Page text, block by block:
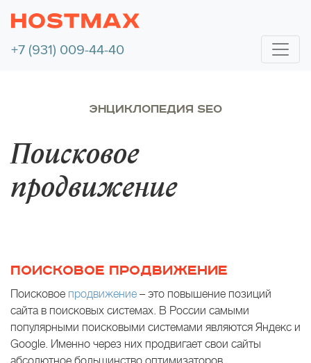
+7 (931) 009-44-40
ЭНЦИКЛОПЕДИЯ SEO
Поисковое
продвижение
ПОИСКОВОЕ ПРОДВИЖЕНИЕ
Поисковое продвижение – это повышение позиций
сайта в поисковых системах. В России самыми
популярными поисковыми системами являются Яндекс и
Google. Именно через них продвигает свои сайты